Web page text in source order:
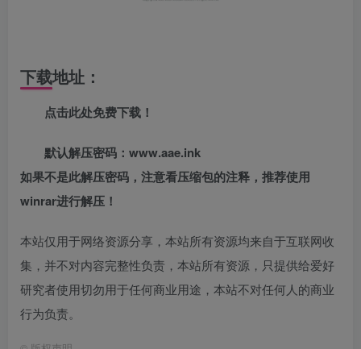
下载地址：
点击此处免费下载！
默认解压密码：www.aae.ink
如果不是此解压密码，注意看压缩包的注释，推荐使用
winrar进行解压！
本站仅用于网络资源分享，本站所有资源均来自于互联网收
集，并不对内容完整性负责，本站所有资源，只提供给爱好
研究者使用切勿用于任何商业用途，本站不对任何人的商业
行为负责。